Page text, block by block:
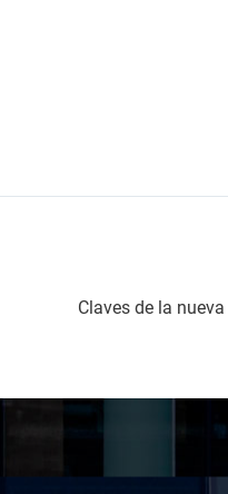
Claves de la